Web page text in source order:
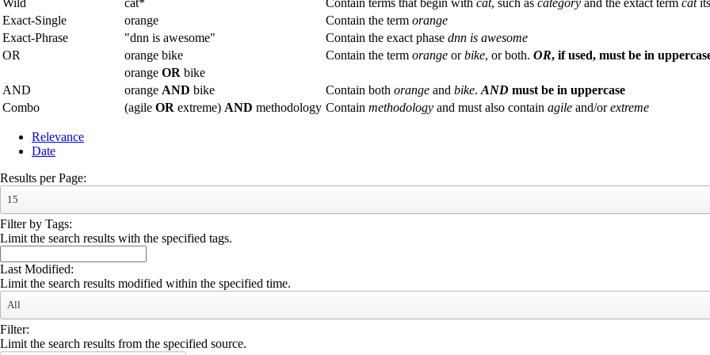
Wild
cat* Contain terms that begin with cat, such as category and the extact term cat
Exact-Single
orange Contain the term orange
Exact-Phrase
"dnn is awesome" Contain the exact phase dnn is awesome
OR
orange bike Contain the term orange orbike, or both. OR, if used, must be in
orange OR bike
AND
orange AND bike Contain both orange and bike. AND must be in uppercase
Combo
(agile OR extreme) AND methodology Contain methodology and must also contain agile and/orextreme
Relevance
Date
Results per Page:
15
Filter by Tags:
Limit the search results with the specified tags.
Last Modified:
Limit the search results modified within the specified time.
All
Filter:
Limit the search results from the specified source.